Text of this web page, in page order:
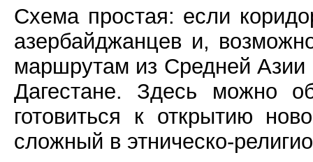
Схема простая: если
азербайджанцев и,
маршрутам из Средней Азии
Дагестане. Здесь можно
готовиться к открытию
сложный в этническо-